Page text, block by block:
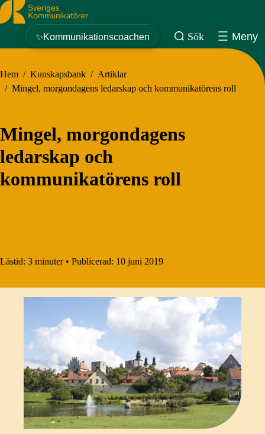
Sveriges Kommunikatörer
✨Kommunikationscoachen Sök Meny
Hem / Kunskapsbank / Artiklar
/ Mingel, morgondagens ledarskap och kommunikatörens roll
Mingel, morgondagens
ledarskap och
kommunikatörens roll
Lästid: 3 minuter • Publicerad: 10 juni 2019